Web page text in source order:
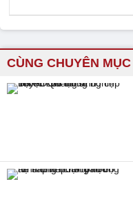
CÙNG CHUYÊN MỤC